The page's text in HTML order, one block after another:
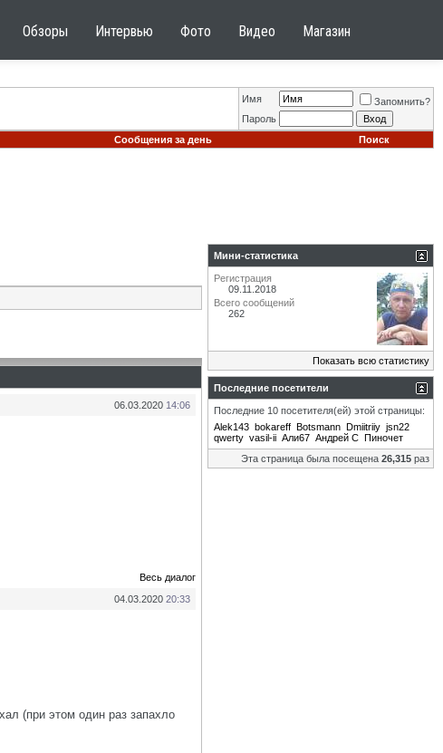
Обзоры Интервью Фото Видео Магазин
Имя
Запомнить?
Пароль
Сообщения за день Поиск
06.03.2020 14:06
Весь диалог
04.03.2020 20:33
(при этом один раз запахло
Мини-статистика
Регистрация
09.11.2018
Всего сообщений
262
Показать всю статистику
Последние посетители
Последние 10 посетителя(ей) этой страницы:
Alek143 bokareff Botsmann Dmiitriiy jsn22
qwerty vasil-ii Али67 Андрей С Пиночет
Эта страница была посещена 26,315 раз